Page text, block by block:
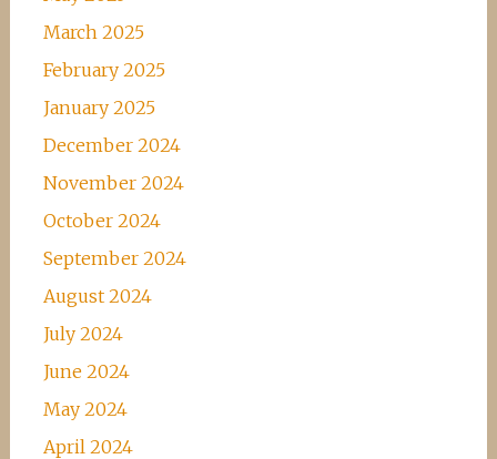
March 2025
February 2025
January 2025
December 2024
November 2024
October 2024
September 2024
August 2024
July 2024
June 2024
May 2024
April 2024